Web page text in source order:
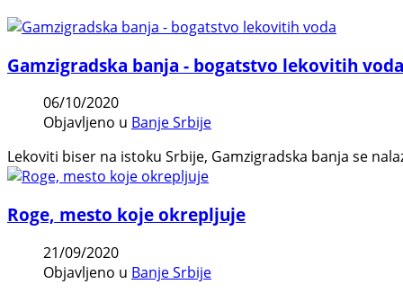
Gamzigradska banja - bogatstvo lekovitih voda
06/10/2020
Objavljeno u Banje Srbije
Lekoviti biser na istoku Srbije, Gamzigradska banja se
Roge, mesto koje okrepljuje
21/09/2020
Objavljeno u Banje Srbije